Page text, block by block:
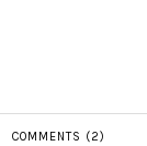
COMMENTS (2)